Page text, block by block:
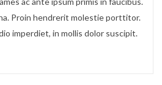
Proin hendrerit molestie porttitor.
imperdiet, in mollis dolor suscipit.